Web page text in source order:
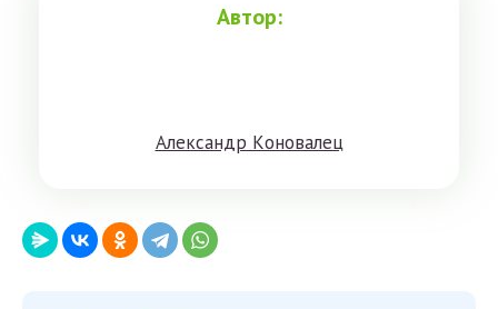
Автор:
Aлeксандр Кoнoвaлeц